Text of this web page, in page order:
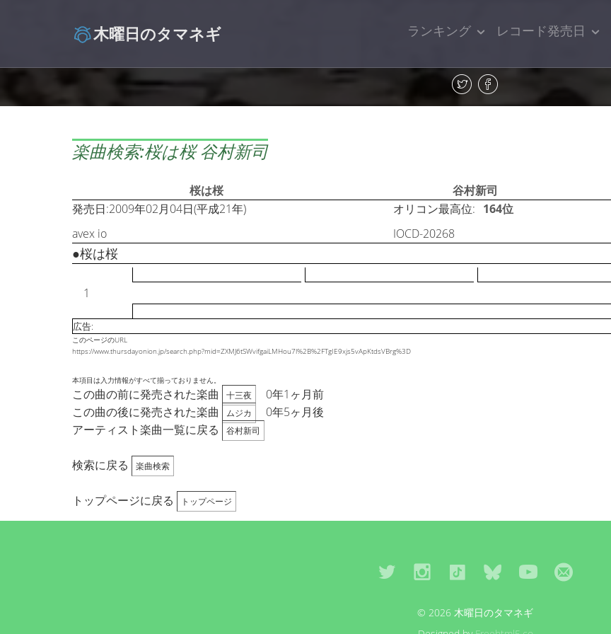
木曜日のタマネギ ランキング レコード発売日
楽曲検索:桜は桜 谷村新司
桜は桜
谷村新司
発売日:2009年02月04日(平成21年)
オリコン最高位: 164位
avex io
IOCD-20268
1
●桜は桜
広告:
このページのURL
https://www.thursdayonion.jp/search.php?mid=ZXMJ6tSWvifgaiLMHou7l%2B%2FTgIE9xjs5vApKtdsVBrg%3D
本項目は入力情報がすべて揃っておりません。
この曲の前に発売された楽曲 十三夜
0年1ヶ月前
この曲の後に発売された楽曲
ムジカ
0年5ヶ月後
アーティスト楽曲一覧に戻る
谷村新司
検索に戻る 楽曲検索
トップページに戻る トップページ
© 2026 木曜日のタマネギ